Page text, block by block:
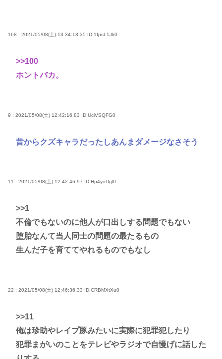
168 : 2021/05/08(土) 13:34:13.35 ID:1IpsL1Jk0
>>100
ホントバカ。
9 : 2021/05/08(土) 12:42:16.83 ID:UciVSQFG0
昔からクズキャラだったしあんまダメージなさそう
11 : 2021/05/08(土) 12:42:46.97 ID:Hp4yoDgl0
>>1
不倫でもないのに他人が口出しする問題でもない
堕胎なんて当人同士の問題の最たるもの
生んだ子を育ててやれるものでもなし
22 : 2021/05/08(土) 12:46:36.33 ID:CRBMXtXu0
>>11
俺は珍助やレイプ豚みたいに実際に犯罪犯したり
犯罪まがいのことをテレビやラジオで自慢げに話した